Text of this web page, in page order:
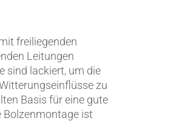
Anlagenbau
freiliegenden
Leitungen
sind lackiert, um die
zu
Basis für eine gute
Bolzenmontage ist